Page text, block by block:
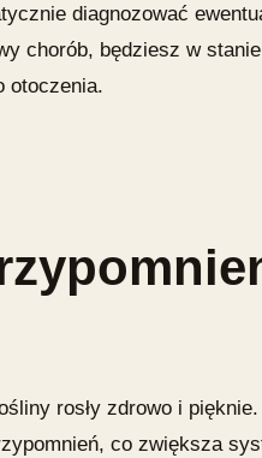
diagnozować
chorób, będziesz w
otoczenia.
rosły zdrowo i
co zwiększa